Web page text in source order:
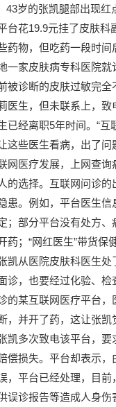
43岁的张凯腿部出现红
台花19.9元挂了皮肤科
药物，但吃药一段时间
一家皮肤病专科医院就
被诊断的皮肤过敏完全
医生，但未联系上，致
已经离职5年时间。“互
这些医生看病，出了问
网医疗发展，上网查询
的选择。互联网问诊的
患。例如，平台医生信
；部分平台没有处方、
药；“网红医生”带货保
凯从医院皮肤科医生处
诊，也要经过化验、检
的某互联网医疗平台，
，并开了药，这让张凯
凯多次致电该平台，要
偿损失。平台却表示，
，平台已经处理，目前
误诊报告等造成人身伤